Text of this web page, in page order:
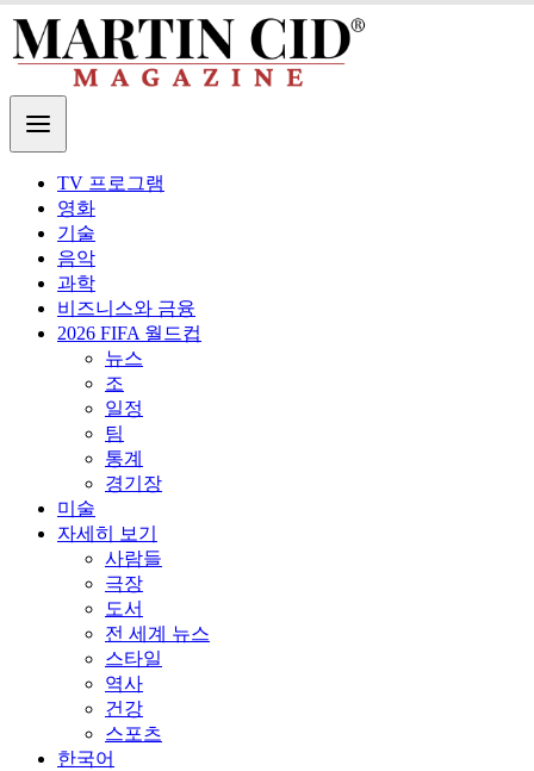
TV 프로그램
영화
기술
음악
과학
비즈니스와 금융
2026 FIFA 월드컵
뉴스
조
일정
팀
통계
경기장
미술
자세히 보기
사람들
극장
도서
전 세계 뉴스
스타일
역사
건강
스포츠
한국어